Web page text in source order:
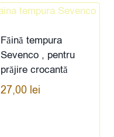
Făină tempura
Sevenco , pentru
prăjire crocantă
27,00 lei